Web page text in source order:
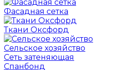
Фасадная сетка
Ткани Оксфорд
Сельское хозяйство
Сеть затеняющая
Спанбонд